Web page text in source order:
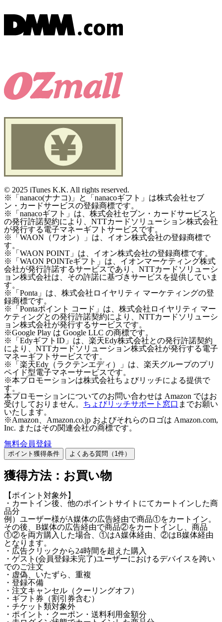
© 2025 iTunes K.K. All rights reserved.
※「nanaco(ナナコ)」と「nanacoギフト」は株式会社セブ
ン・カードサービスの登録商標です。
※「nanacoギフト」は、株式会社セブン・カードサービスと
の発行許諾契約により、NTTカードソリューション株式会社
が発行する電子マネーギフトサービスです。
※「WAON（ワオン）」は、イオン株式会社の登録商標で
す。
※「WAON POINT」は、イオン株式会社の登録商標です。
※「WAON POINTeギフト」は、イオンマーケティング株式
会社が発行許諾するサービスであり、NTTカードソリューシ
ョン株式会社は、その許諾に基づきサービスを提供していま
す。
※「Ponta」は、株式会社ロイヤリティ マーケティングの登
録商標です。
※「Pontaポイント コード」は、株式会社ロイヤリティ マー
ケティングとの発行許諾契約により、NTTカードソリューシ
ョン株式会社が発行するサービスです。
※Google Play は Google LLC の商標です。
※「EdyギフトID」は、楽天Edy株式会社との発行許諾契約
により、NTTカードソリューション株式会社が発行する電子
マネーギフトサービスです。
※「楽天Edy（ラクテンエディ）」は、楽天グループのプリ
ペイド型電子マネーサービスです。
※本プロモーションは株式会社ちょびリッチによる提供で
す。
本プロモーションについてのお問い合わせは Amazon ではお
受けしておりません。 ちょびリッチサポート窓口 までお願い
いたします。
※Amazon、Amazon.co.jp およびそれらのロゴは Amazon.com,
Inc. またはその関連会社の商標です。
無料会員登録
ポイント獲得条件 よくある質問（ 1件）
獲得方法：お買い物
【ポイント対象外】
・カートイン後、他のポイントサイトにてカートインした商
品分
例）ユーザー様がA媒体の広告経由で商品①をカートイン。
その後、B媒体の広告経由で商品②をカートインし、商品
①②を両方購入した場合、①はA媒体経由、②はB媒体経由
となります。
・広告クリックから24時間を超えた購入
・ゲスト(会員登録未完了)ユーザーにおけるデバイスを跨い
でのご注文
・虚偽、いたずら、重複
・登録不備
・注文キャンセル（クーリングオフ）
・ギフト券（割引券含む）
・チケット類対象外
・ポイント・クーポン・送料利用金額分